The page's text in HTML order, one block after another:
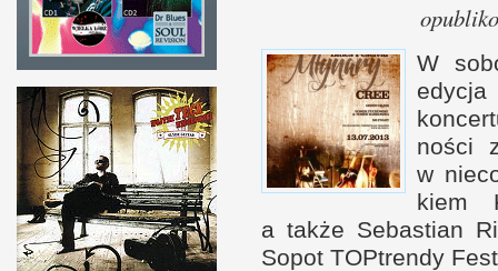
W
no­ści
w n
kiem
a także Sebastian
Sopot TOP­trendy